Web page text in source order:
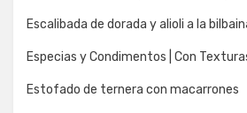
Escalibada de dorada y alioli a la
Especias y Condimentos | Con
Estofado de ternera con macarrones